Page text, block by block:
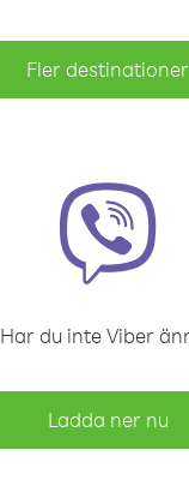
Fler destinationer
Har du inte Viber
Ladda ner nu